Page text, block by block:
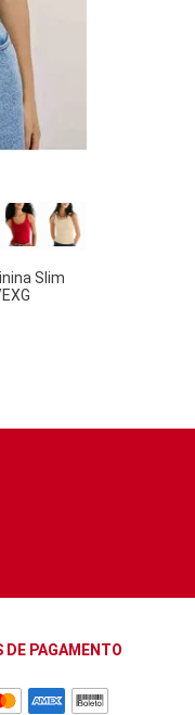
Slim
DE PAGAMENTO